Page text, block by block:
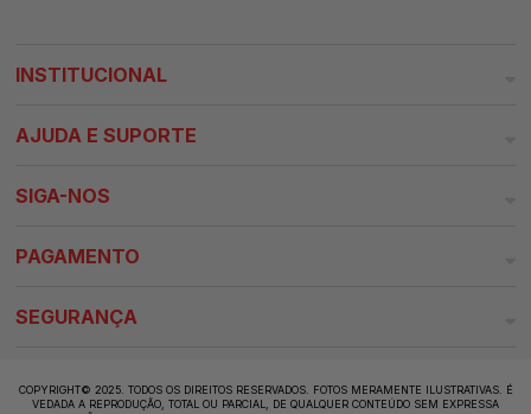
INSTITUCIONAL
AJUDA E SUPORTE
SIGA-NOS
PAGAMENTO
SEGURANÇA
COPYRIGHT© 2025. TODOS OS DIREITOS RESERVADOS. FOTOS MERAMENTE ILUSTRATIVAS. É
VEDADA A REPRODUÇÃO, TOTAL OU PARCIAL, DE QUALQUER CONTEÚDO SEM EXPRESSA